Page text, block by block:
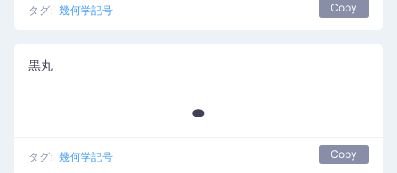
タグ: 幾何学記号 Copy
黒丸
⬬
タグ: 幾何学記号 Copy